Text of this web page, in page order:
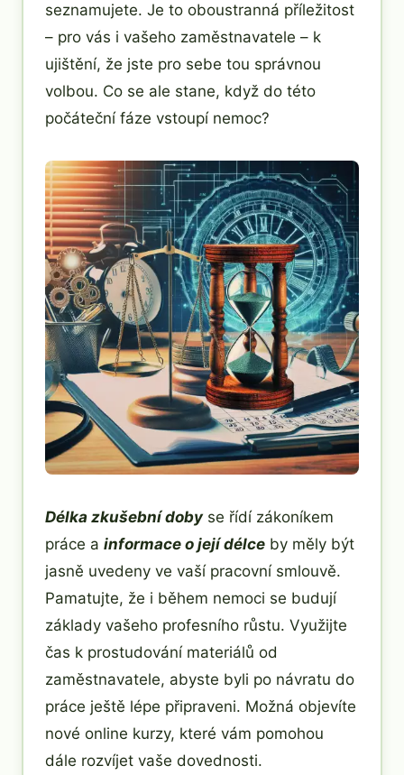
seznamujete. Je to oboustranná příležitost
– pro vás i vašeho zaměstnavatele – k
ujištění, že jste pro sebe tou správnou
volbou. Co se ale stane, když do této
počáteční fáze vstoupí nemoc?
Délka zkušební dobyse řídí zákoníkem
práce a informace o její délce by měly být
jasně uvedeny ve vaší pracovní smlouvě.
Pamatujte, že i během nemoci se budují
základy vašeho profesního růstu. Využijte
čas k prostudování materiálů od
zaměstnavatele, abyste byli po návratu do
práce ještě lépe připraveni. Možná objevíte
nové online kurzy, které vám pomohou
dále rozvíjet vaše dovednosti.